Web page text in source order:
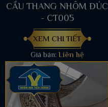
CẦU THANG NHÔM ĐÚC
- CT005
XEM CHI TIẾT
Giá bán: Liên hệ